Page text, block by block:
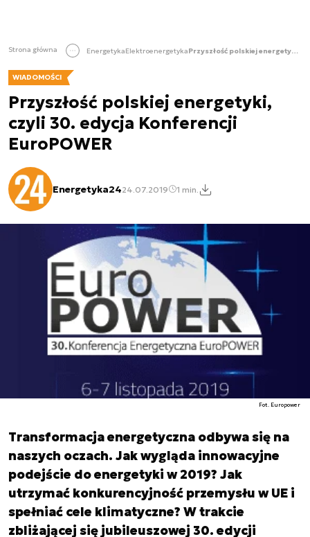
Strona główna EnergetykaElektroenergetyka Przyszłość polskiej energetyki, czyli 30. edycja Konferencji EuroPOWER
WIADOMOŚCI
Przyszłość polskiej energetyki,
czyli 30. edycja Konferencji
EuroPOWER
Energetyka2424.07.2019 1 min.
Fot. Europower
Transformacja energetyczna odbywa się na
naszych oczach. Jak wygląda innowacyjne
podejście do energetyki w 2019? Jak
utrzymać konkurencyjność przemysłu w UE i
spełniać cele klimatyczne? W trakcie
zbliżającej się jubileuszowej 30. edycji